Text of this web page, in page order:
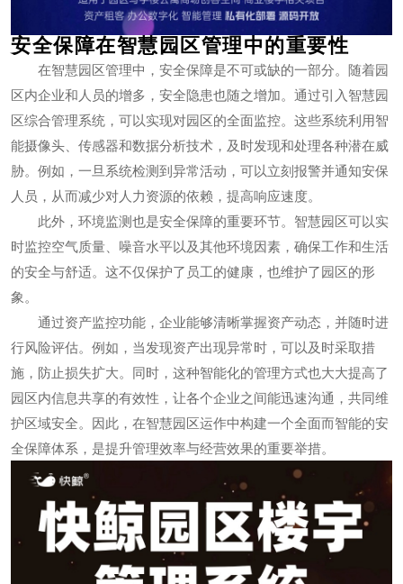
安全保障在智慧园区管理中的重要性
在智慧园区管理中，安全保障是不可或缺的一部分。随着园
区内企业和人员的增多，安全隐患也随之增加。通过引入智慧园
区综合管理系统，可以实现对园区的全面监控。这些系统利用智
能摄像头、传感器和数据分析技术，及时发现和处理各种潜在威
胁。例如，一旦系统检测到异常活动，可以立刻报警并通知安保
人员，从而减少对人力资源的依赖，提高响应速度。
此外，环境监测也是安全保障的重要环节。智慧园区可以实
时监控空气质量、噪音水平以及其他环境因素，确保工作和生活
的安全与舒适。这不仅保护了员工的健康，也维护了园区的形
象。
通过资产监控功能，企业能够清晰掌握资产动态，并随时进
行风险评估。例如，当发现资产出现异常时，可以及时采取措
施，防止损失扩大。同时，这种智能化的管理方式也大大提高了
园区内信息共享的有效性，让各个企业之间能迅速沟通，共同维
护区域安全。因此，在智慧园区运作中构建一个全面而智能的安
全保障体系，是提升管理效率与经营效果的重要举措。